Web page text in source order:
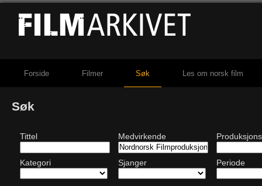
Forside Filmer Søk Les om norsk film
Søk
Tittel Medvirkende
Kategori Sjanger Periode